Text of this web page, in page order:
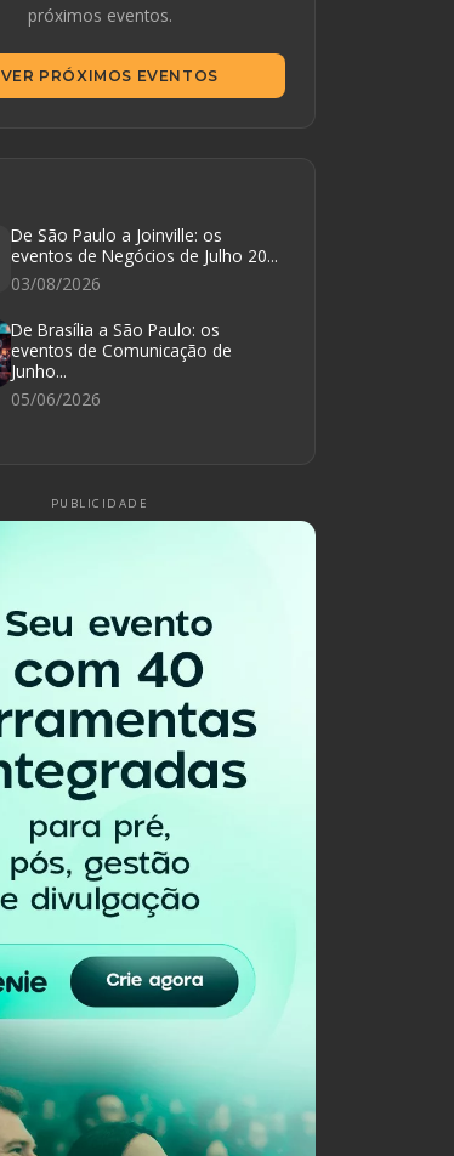
próximos eventos.
VER PRÓXIMOS EVENTOS
De São Paulo a Joinville: os
eventos de Negócios de Julho 20...
03/08/2026
De Brasília a São Paulo: os
eventos de Comunicação de
Junho...
05/06/2026
PUBLICIDADE